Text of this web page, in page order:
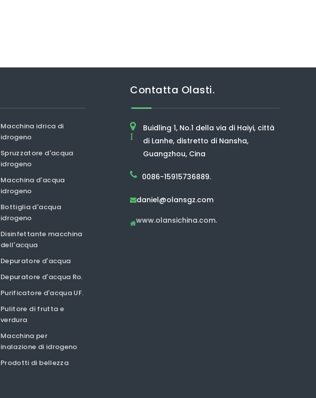
Macchina idrica di
idrogeno
Spruzzatore d'acqua
idrogeno
Macchina d'acqua
idrogeno
Bottiglia d'acqua
idrogeno
Disinfettante macchina
dell'acqua
Depuratore d'acqua
Depuratore d'acqua Ro.
Purificatore d'acqua UF.
Pulitore di frutta e
verdura
Macchina per
inalazione di idrogeno
Prodotti di bellezza
Contatta Olasti.
I
Buidling 1, No.1 della via di Haiyi, città
di Lanhe, distretto di Nansha,
Guangzhou, Cina
0086-15915736889.
daniel@olansgz.com
www.olansichina.com.